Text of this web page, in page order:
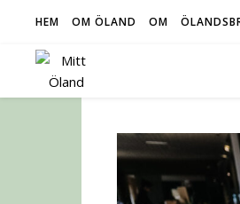
HEM OM ÖLAND OM